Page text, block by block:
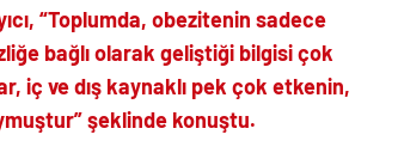
“Toplumda, obezitenin sadece
bağlı olarak geliştiği bilgisi çok
iç ve dış kaynaklı pek çok etkenin,
şeklinde konuştu.